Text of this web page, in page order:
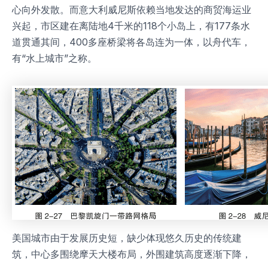
心向外发散。而意大利威尼斯依赖当地发达的商贸海运业
兴起，市区建在离陆地4千米的118个小岛上，有177条水
道贯通其间，400多座桥梁将各岛连为一体，以舟代车，
有“水上城市”之称。
美国城市由于发展历史短，缺少体现悠久历史的传统建
筑，中心多围绕摩天大楼布局，外围建筑高度逐渐下降，